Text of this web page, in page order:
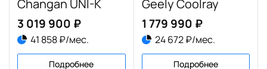
Changan UNI-K
3 019 900 ₽
41 858 ₽/мес.
Подробнее
Geely Coolray
1 779 990 ₽
24 672 ₽/мес.
Подробнее